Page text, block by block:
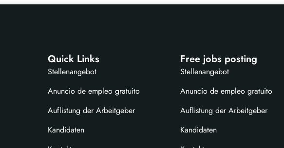
Quick Links
Stellenangebot
Anuncio de empleo gratuito
Auflistung der Arbeitgeber
Kandidaten
Free jobs posting
Stellenangebot
Anuncio de empleo gratuito
Auflistung der Arbeitgeber
Kandidaten